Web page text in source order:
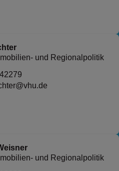
und Regionalpolitik
und Regionalpolitik